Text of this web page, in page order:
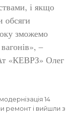
і якщо
обсяги
зможемо
–
«КЕВРЗ» Олег
14
ремонт і вийшли з